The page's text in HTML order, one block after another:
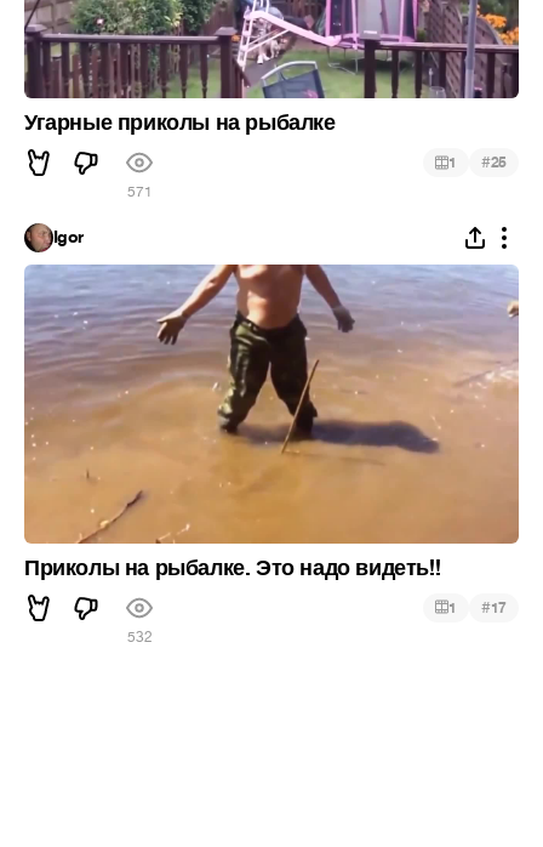
Угарные приколы на рыбалке
571
1 #25
Igor
Приколы на рыбалке. Это надо видеть!!
532
1 #17